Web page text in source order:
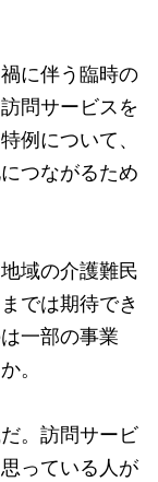
に伴う臨時の
問サービスを
例について、
つながるため
域の介護難民
では期待でき
一部の事業
。
。訪問サービ
っている人が